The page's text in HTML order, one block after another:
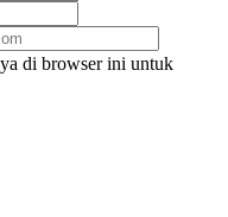
di browser ini untuk